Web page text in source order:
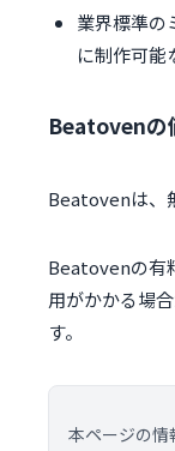
業界標準の
に制作可能
Beatovenの
Beatovenは、
Beatovenの有
用がかかる場
す。
本ページの